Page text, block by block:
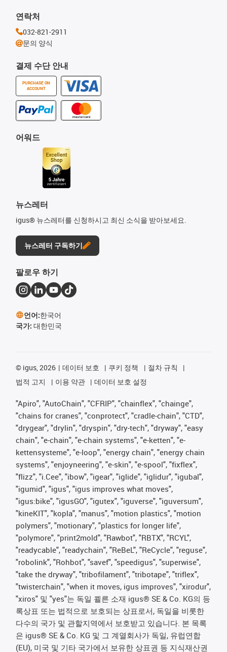
결제 수단 안내
PURCHASE ON
ACCOUNT
어워드
뉴스레터
igus® 뉴스레터를 신청하시고 최신 소식을 받아보세요.
뉴스레터 구독하기
연락처
032-821-2911
문의 양식
팔로우 하기
언어:한국어
국가: 대한민국
© igus, 2026 데이터 보호 쿠키 정책
절차 규칙
법적 고지
이용 약관 데이터 보호 설정
"Apiro", "AutoChain", "CFRIP", "chainflex", "chainge",
"chains for cranes", "conprotect", "cradle-chain", "CTD",
"drygear", "drylin", "dryspin", "dry-tech", "dryway", "easy
chain", "e-chain", "e-chain systems", "e-ketten", "e-
kettensysteme", "e-loop", "energy chain", "energy chain
systems", "enjoyneering", "e-skin", "e-spool", "fixflex",
"flizz", "i.Cee", "ibow", "igear", "iglide", "iglidur", "igubal",
"igumid", "igus", "igus improves what moves",
"igus:bike", "igusGO", "igutex", "iguverse", "iguversum",
"kineKIT", "kopla", "manus", "motion plastics", "motion
polymers", "motionary", "plastics for longer life",
"polymore", "print2mold", "Rawbot", "RBTX", "RCYL",
"readycable", "readychain", "ReBeL", "ReCycle", "reguse",
"robolink", "Rohbot", "savef", "speedigus", "superwise",
"take the dryway", "tribofilament", "tribotape", "triflex",
"twisterchain", "when it moves, igus improves", "xirodur",
"xiros" 및 "yes"는 독일 쾰른 소재 igus® SE & Co. KG의 등
록상표 또는 법적으로 보호되는 상표로서, 독일을 비롯한
다수의 국가 및 관할지역에서 보호받고 있습니다. 본 목록
은 igus® SE & Co. KG 및 그 계열회사가 독일, 유럽연합
(EU), 미국 및 기타 국가에서 보유한 상표권 등 지식재산권